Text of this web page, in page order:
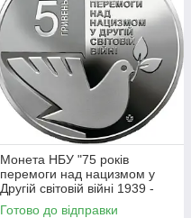
Монета НБУ "75 років
перемоги над нацизмом у
Другій світовій війні 1939 -
1945 років"
Готово до відправки